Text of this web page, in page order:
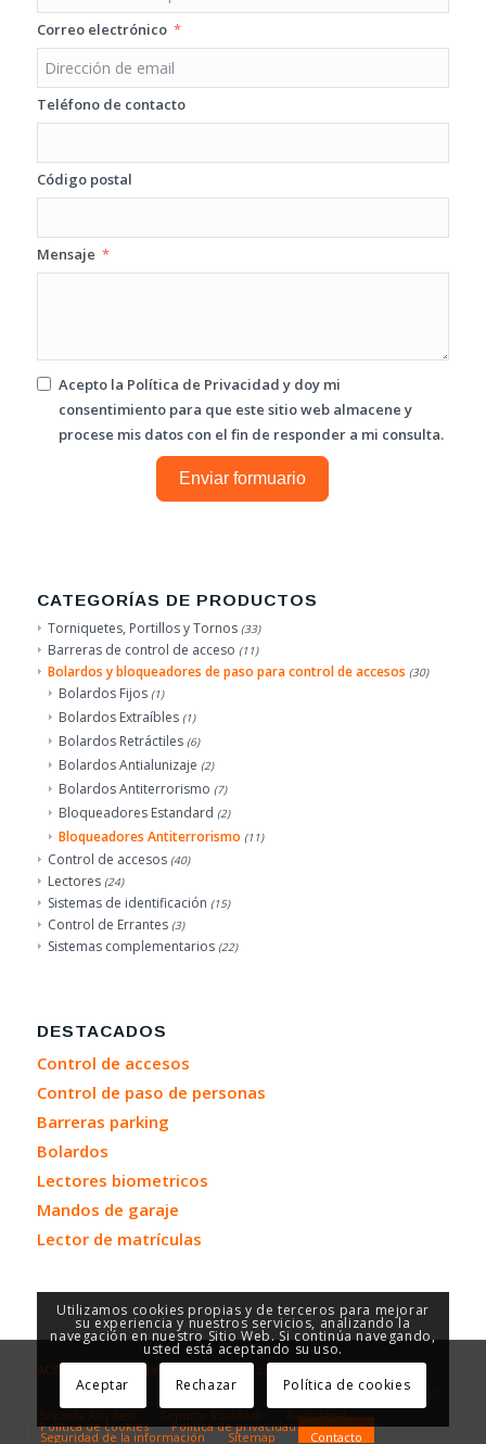
Correo electrónico
Teléfono de contacto
Código postal
Mensaje
Acepto la Política de Privacidad y doy mi
consentimiento para que este sitio web almacene y
procese mis datos con el fin de responder a mi consulta.
Enviar formuario
CATEGORÍAS DE PRODUCTOS
Torniquetes, Portillos y Tornos (33)
Barreras de control de acceso (11)
Bolardos y bloqueadores de paso para control de accesos (30)
Bolardos Fijos (1)
Bolardos Extraíbles (1)
Bolardos Retráctiles (6)
Bolardos Antialunizaje (2)
Bolardos Antiterrorismo (7)
Bloqueadores Estandard (2)
Bloqueadores Antiterrorismo (11)
Control de accesos (40)
Lectores (24)
Sistemas de identificación (15)
Control de Errantes (3)
Sistemas complementarios (22)
DESTACADOS
Control de accesos
Control de paso de personas
Barreras parking
Bolardos
Lectores biometricos
Mandos de garaje
Lector de matrículas
ACCESOR - Seguridad y Control de Accesos
Soporte Anydesk Soporte Rustdesk Aviso legal
Política de cookies Política de privacidad
Seguridad de la información Sitemap Contacto
Utilizamos cookies propias y de terceros para mejorar
su experiencia y nuestros servicios, analizando la
navegación en nuestro Sitio Web. Si continúa navegando,
usted está aceptando su uso.
Aceptar
Rechazar Política de cookies